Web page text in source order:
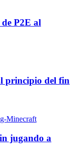
P2E al
principio del fin
jugando a